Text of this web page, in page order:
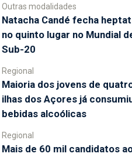
Outras modalidades
Natacha Candé fecha
no quinto lugar no Mundial
Sub-20
Regional
Maioria dos jovens de
ilhas dos Açores já
bebidas alcoólicas
Regional
Mais de 60 mil candidatos